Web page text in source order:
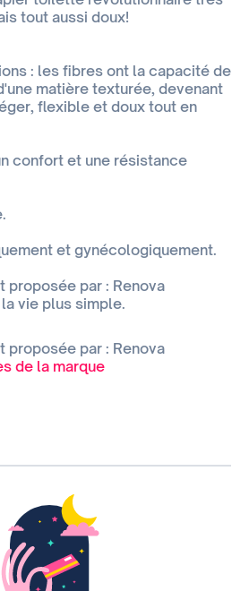
tout aussi doux!
: les fibres ont la capacité de
matière texturée, devenant
flexible et doux tout en
confort et une résistance
et gynécologiquement.
par : Renova
vie plus simple.
par : Renova
de la marque